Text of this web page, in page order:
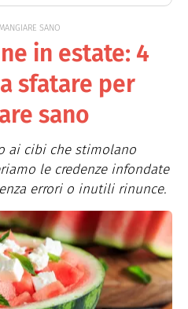
MANGIARE SANO
in estate: 4
sfatare per
sano
ai cibi che stimolano
le credenze infondate
errori o inutili rinunce.